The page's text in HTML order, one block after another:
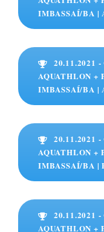
IMBASSAÍ/BA |
20.11.2021
AQUATHLON +
IMBASSAÍ/BA |
20.11.2021
AQUATHLON +
IMBASSAÍ/BA |
20.11.2021
AQUATHLON +